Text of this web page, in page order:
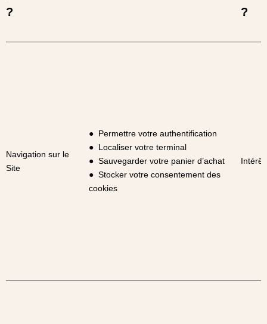
?
?
Navigation sur le
Site
● Permettre votre authentification
● Localiser votre terminal
● Sauvegarder votre panier d’achat
● Stocker votre consentement des
cookies